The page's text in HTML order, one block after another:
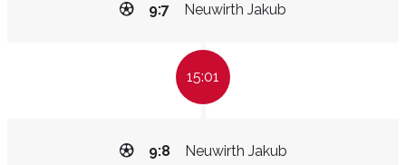
Neuwirth Jakub
9:7
15:01
Neuwirth Jakub
9:8